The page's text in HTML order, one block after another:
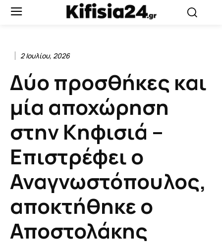
2 Ιουλίου, 2026
Δύο προσθήκες και
μία αποχώρηση
στην Κηφισιά –
Επιστρέφει ο
Αναγνωστόπουλος,
αποκτήθηκε ο
Αποστολάκης